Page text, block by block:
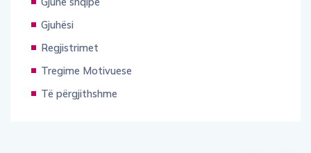
Gjuhësi
Regjistrimet
Tregime Motivuese
Të përgjithshme